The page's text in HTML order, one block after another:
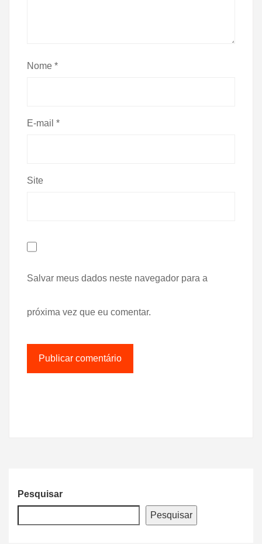
Nome *
E-mail *
Site
Salvar meus dados neste navegador para a
próxima vez que eu comentar.
Pesquisar
Pesquisar